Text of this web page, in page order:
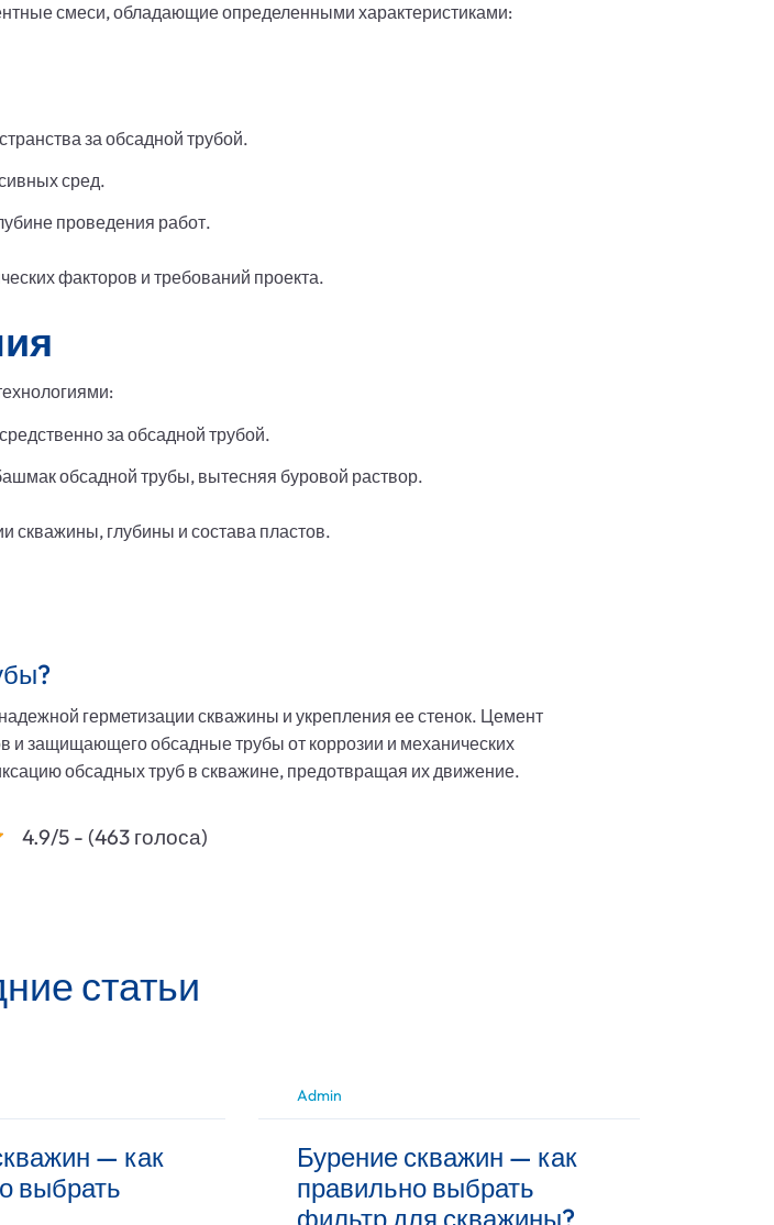
смеси, обладающие определенными характеристиками:
за обсадной трубой.
сред.
проведения работ.
факторов и требований проекта.
за обсадной трубой.
обсадной трубы, вытесняя буровой раствор.
скважины, глубины и состава пластов.
герметизации скважины и укрепления ее стенок. Цемент
и защищающего обсадные трубы от коррозии и механических
обсадных труб в скважине, предотвращая их движение.
4.9/5 - (463 голоса)
статьи
— как
выбрать
Admin
Бурение скважин — как
правильно выбрать
фильтр для скважины?